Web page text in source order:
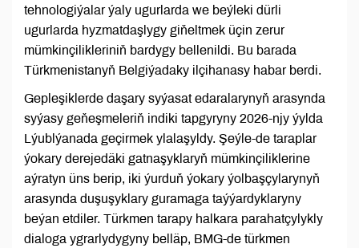
tehnologiýalar ýaly ugurlarda we beýleki dürli
ugurlarda hyzmatdaşlygy giňeltmek üçin zerur
mümkinçilikleriniň bardygy bellenildi. Bu barada
Türkmenistanyň Belgiýadaky ilçihanasy habar berdi.
Gepleşiklerde daşary syýasat edaralarynyň arasynda
syýasy geňeşmeleriň indiki tapgyryny 2026-njy ýylda
Lýublýanada geçirmek ylalaşyldy. Şeýle-de taraplar
ýokary derejedäki gatnaşyklaryň mümkinçiliklerine
aýratyn üns berip, iki ýurduň ýokary ýolbaşçylarynyň
arasynda duşuşyklary guramaga taýýardyklaryny
beýan etdiler. Türkmen tarapy halkara parahatçylykly
dialoga ygrarlydygyny belläp, BMG-de türkmen